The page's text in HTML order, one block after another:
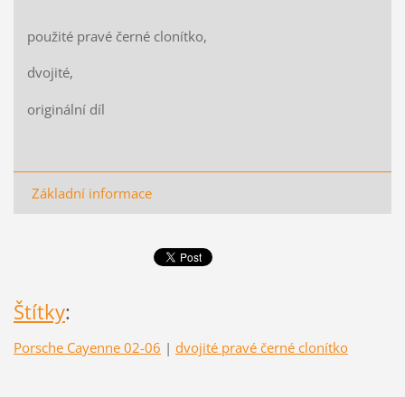
použité pravé černé clonítko,
dvojité,
originální díl
Základní informace
Štítky:
Porsche Cayenne 02-06 | dvojité pravé černé clonítko